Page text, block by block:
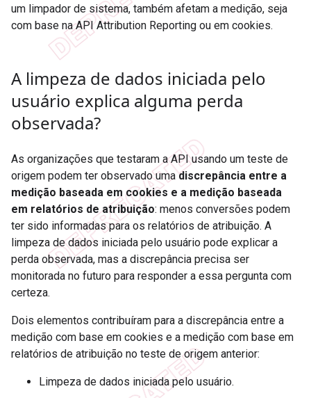
um limpador de sistema, também afetam a medição, seja
com base na API Attribution Reporting ou em cookies.
A limpeza de dados iniciada pelo
usuário explica alguma perda
observada?
As organizações que testaram a API usando um teste de
origem podem ter observado umadiscrepância entre a
medição baseada em cookies e a medição baseada
em relatórios de atribuição: menos conversões podem
ter sido informadas para os relatórios de atribuição. A
limpeza de dados iniciada pelo usuário pode explicar a
perda observada, mas a discrepância precisa ser
monitorada no futuro para responder a essa pergunta com
certeza.
Dois elementos contribuíram para a discrepância entre a
medição com base em cookies e a medição com base em
relatórios de atribuição no teste de origem anterior:
Limpeza de dados iniciada pelo usuário.